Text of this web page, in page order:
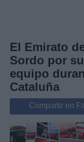
Internacional
Viajes
El Emirato
Sordo por
equipo
Cataluña
Compartir en